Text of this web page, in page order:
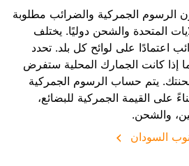
الرسوم الجمركية والضرائب مطلوبة
المتحدة والشحن دوليًا. يختلف
اعتمادًا على لوائح كل بلد. تحدد
إذا كانت الجمارك المحلية ستفرض
يتم حساب الرسوم الجمركية
على القيمة الجمركية للبضائع،
والشحن.